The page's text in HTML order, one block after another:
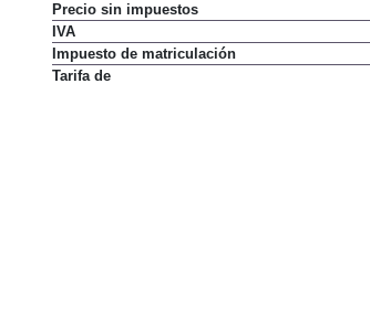
Precio sin impuestos
IVA
Impuesto de matriculación
Tarifa de